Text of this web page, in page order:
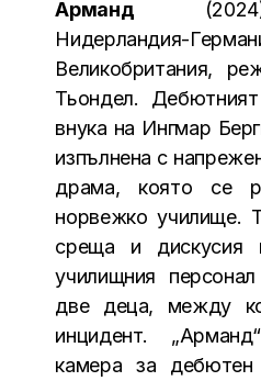
Арманд
Нидерландия-
Великобритания,
Тьондел.
внука на Ингмар
изпълнена с
драма, която се
норвежко училище.
среща и дискусия
училищния
две деца, между
инцидент.
камера за